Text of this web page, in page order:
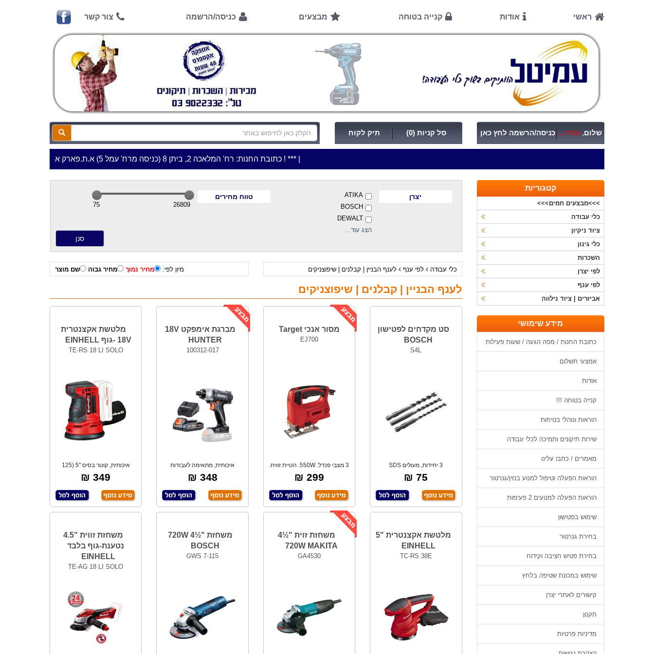
ראשי אודות קנייה בטוחה מבצעים כניסה/הרשמה צור קשר
סל קניות (0) תיק לקוח שלום, אורח ... כניסה/הרשמה לחץ כאן
***כתובת החנות: רח' המלאכה 2, ביתן 8 (כניסה מרח' עמל 5) א.ת.פארק אפק, ראש העין***
יצרן
ATIKA
BOSCH
DEWALT
הצג עוד...
טווח מחירים
26809
75
מיון לפי: מחיר נמוך מחיר גבוה שם מוצר כלי עבודה לפי ענף לענף הבניין | קבלנים | שיפוצניקים
לענף הבניין | קבלנים | שיפוצניקים
סט מקדחים לפטישון
BOSCH
S4L
3 יחידות, מעולים SDS
PLUSבעובי 6,8,10,75 ₪
מסור אנכי Target
EJ700
3 מצבי פנדל. 550W. הטיית זווית.
קרן ליי
299 ₪
מברגת אימפקט 18V
HUNTER
100312-017
איכותית, מתאימה לעבודות
הברגה מגוונות בח
348 ₪
מלטשת אקצנטרית
18V -גוף EINHELL
TE-RS 18 LI SOLO
איכותית, קוטר בסיס "5 (125
מ"מ). *גוף
349 ₪
מלטשת אקצנטרית "5
EINHELL
TC-RS 38E
משחזת זוית "½4
720W MAKITA
GA4530
משחזת "½4 720W
BOSCH
GWS 7-115
משחזת זווית "4.5
נטענת-גוף בלבד
EINHELL
TE-AG 18 LI SOLO
קטגוריות
>>>מבצעים חמים>>>
כלי עבודה
ציוד ניקיון
כלי גינון
השכרות
לפי יצרן
לפי ענף
אביזרים | ציוד נילווה
מידע שימושי
כתובת החנות / מפה הגעה / שעות פעילות
אמצעי תשלום
אודות
קנייה בטוחה !!!
הוראות ונוהלי בטיחות
שירות תיקונים ותמיכה לכלי עבודה
מאמרים / כתבו עלינו
הוראות הפעלה וטיפול למנוע בנזין/גנרטור
הוראות הפעלה למנועים 2 פעימות
שימוש בפטישון
בחירת גנרטור
בחירת פטיש חציבה וקידוח
שימוש במכונת שטיפה בלחץ
קישורים לאתרי יצרן
תקנון
מדיניות פרטיות